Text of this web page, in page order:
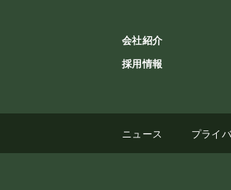
会社紹介
採用情報
ニュース プライ